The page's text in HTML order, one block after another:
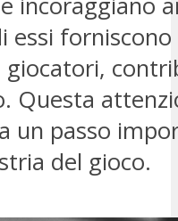
essi
Questa
un passo
del gioco.